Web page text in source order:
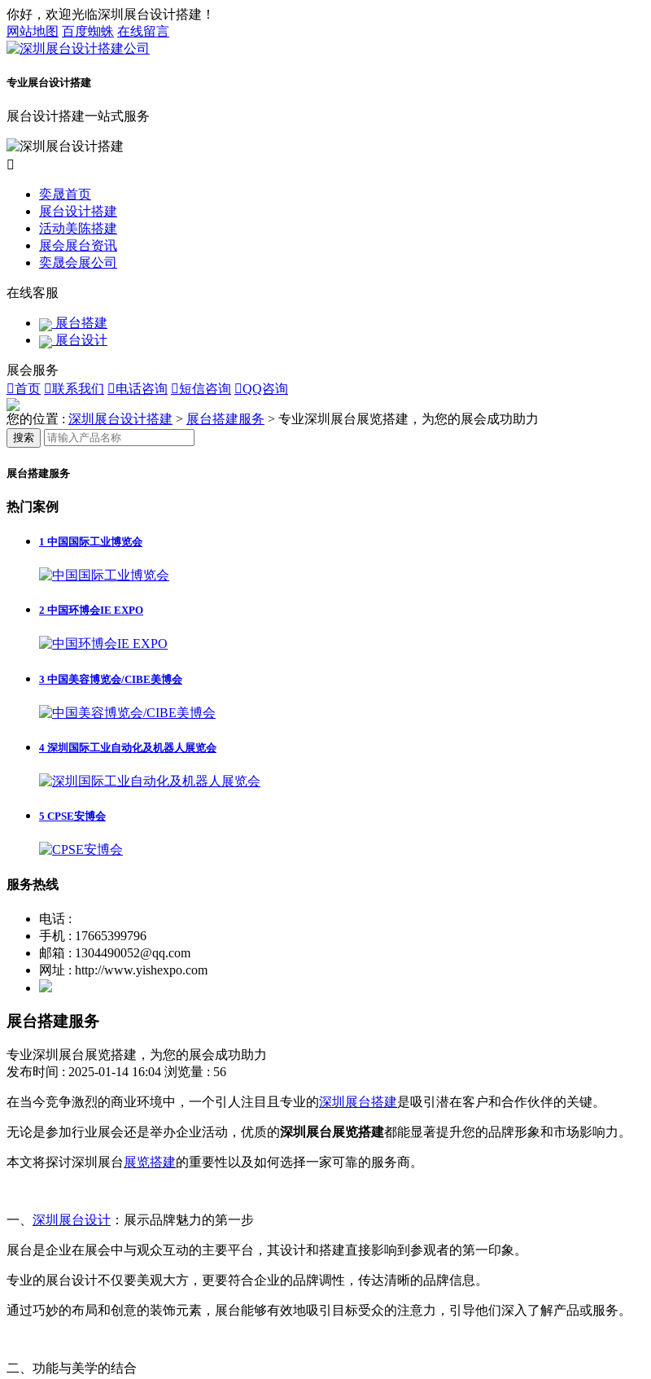
你好，欢迎光临深圳展台设计搭建！
网站地图 百度蜘蛛 在线留言
专业展台设计搭建
展台设计搭建一站式服务

奕晟首页
展台设计搭建
活动美陈搭建
展会展台资讯
奕晟会展公司
在线客服
展台搭建
展台设计
展会服务
首页 联系我们 电话咨询 短信咨询 QQ咨询
您的位置 : 深圳展台设计搭建 > 展台搭建服务 > 专业深圳展台展览搭建，为您的展会成功助力
搜索
展台搭建服务
热门案例
1 中国国际工业博览会
2 中国环博会IE EXPO
3 中国美容博览会/CIBE美博会
4 深圳国际工业自动化及机器人展览会
5 CPSE安博会
服务热线
电话 :
手机 : 17665399796
邮箱 : 1304490052@qq.com
网址 : http://www.yishexpo.com
展台搭建服务
专业深圳展台展览搭建，为您的展会成功助力
发布时间 : 2025-01-14 16:04 浏览量 : 56
在当今竞争激烈的商业环境中，一个引人注目且专业的深圳展台搭建是吸引潜在客户和合作伙伴的关键。
无论是参加行业展会还是举办企业活动，优质的深圳展台展览搭建都能显著提升您的品牌形象和市场影响力。
本文将探讨深圳展台 展览搭建的重要性以及如何选择一家可靠的服务商。
一、 深圳展台设计 ：展示品牌魅力的第一步
展台是企业在展会中与观众互动的主要平台，其设计和搭建直接影响到参观者的第一印象。
专业的展台设计不仅要美观大方，更要符合企业的品牌调性，传达清晰的品牌信息。
通过巧妙的布局和创意的装饰元素，展台能够有效地吸引目标受众的注意力，引导他们深入了解产品或服务。
二、功能与美学的结合